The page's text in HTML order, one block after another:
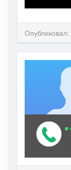
Опубликовал: